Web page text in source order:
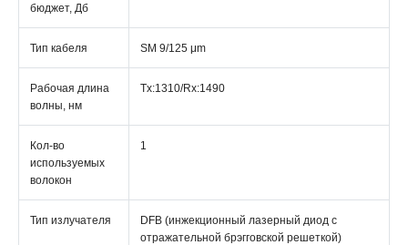
бюджет, Дб
Тип кабеля SМ 9/125 μm
Рабочая длина
волны, нм
Tx:1310/Rx:1490
Кол-во
используемых
волокон
1
Тип излучателя
DFB (инжекционный лазерный диод с
отражательной брэгговской решеткой)